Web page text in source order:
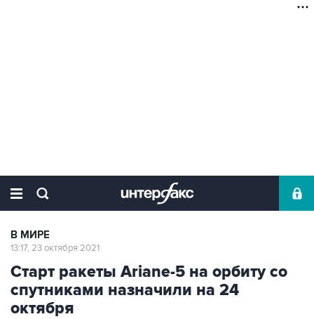
В МИРЕ
13:17, 23 октября 2021
Старт ракеты Ariane-5 на орбиту со
спутниками назначили на 24
октября